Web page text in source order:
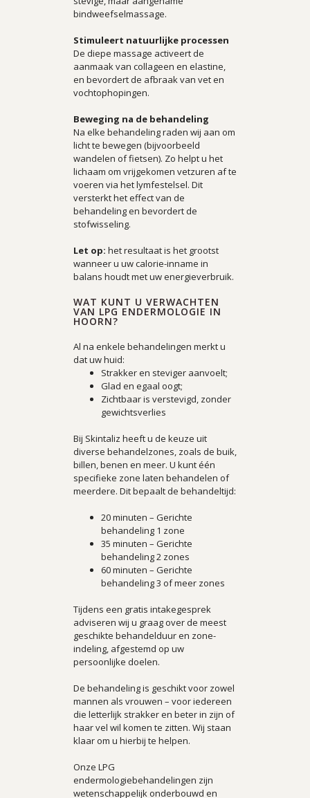
bindweefselmassage.
Stimuleert natuurlijke processen
De diepe massage activeert de
aanmaak van collageen en elastine,
en bevordert de afbraak van vet en
vochtophopingen.
Beweging na de behandeling
Na elke behandeling raden wij aan om
licht te bewegen (bijvoorbeeld
wandelen of fietsen). Zo helpt u het
lichaam om vrijgekomen vetzuren af te
voeren via het lymfestelsel. Dit
versterkt het effect van de
behandeling en bevordert de
stofwisseling.
Let op: het resultaat is het grootst
wanneer u uw calorie-inname in
balans houdt met uw energieverbruik.
WAT KUNT U VERWACHTEN
VAN LPG ENDERMOLOGIE IN
HOORN?
Al na enkele behandelingen merkt u
dat uw huid:
Strakker en steviger aanvoelt;
Glad en egaal oogt;
Zichtbaar is verstevigd, zonder
gewichtsverlies
Bij Skintaliz heeft u de keuze uit
diverse behandelzones, zoals de buik,
billen, benen en meer. U kunt één
specifieke zone laten behandelen of
meerdere. Dit bepaalt de behandeltijd:
20 minuten – Gerichte
behandeling 1 zone
35 minuten – Gerichte
behandeling 2 zones
60 minuten – Gerichte
behandeling 3 of meer zones
Tijdens een gratis intakegesprek
adviseren wij u graag over de meest
geschikte behandelduur en zone-
indeling, afgestemd op uw
persoonlijke doelen.
De behandeling is geschikt voor zowel
mannen als vrouwen – voor iedereen
die letterlijk strakker en beter in zijn of
haar vel wil komen te zitten. Wij staan
klaar om u hierbij te helpen.
Onze LPG
endermologiebehandelingen zijn
wetenschappelijk onderbouwd en